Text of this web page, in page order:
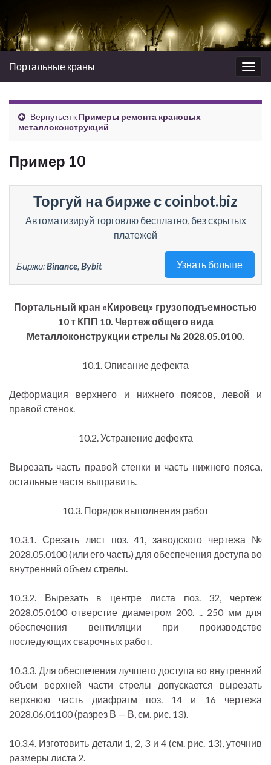
Вкл/
выкл
Портальные краны
Вернуться к Примеры ремонта крановых
металлоконструкций
Пример 10
Торгуй на бирже с coinbot.biz
Автоматизируй торговлю бесплатно, без скрытых
платежей
Узнать больше
Биржи:Binance, Bybit
Портальный кран «Кировец» грузоподъемностью
10 т КПП 10. Чертеж общего вида
Металлоконструкции стрелы № 2028.05.0100.
10.1. Описание дефекта
Деформация верхнего и нижнего поясов, левой и
правой стенок.
10.2. Устранение дефекта
Вырезать часть правой стенки и часть нижнего пояса,
остальные частя выправить.
10.3. Порядок выполнения работ
10.3.1. Срезать лист поз. 41, заводского чертежа №
2028.05.0100 (или его часть) для обеспечения доступа во
внутренний объем стрелы.
10.3.2. Вырезать в центре листа поз. 32, чертеж
2028.05.0100 отверстие диаметром 200. .. 250 мм для
обеспечения вентиляции при производстве
последующих сварочных работ.
10.3.3. Для обеспечения лучшего доступа во внутренний
объем верхней части стрелы допускается вырезать
верхнюю часть диафрагм поз. 14 и 16 чертежа
2028.06.01100 (разрез В — В, см. рис. 13).
10.3.4. Изготовить детали 1, 2, 3 и 4 (см. рис. 13), уточнив
размеры листа 2.